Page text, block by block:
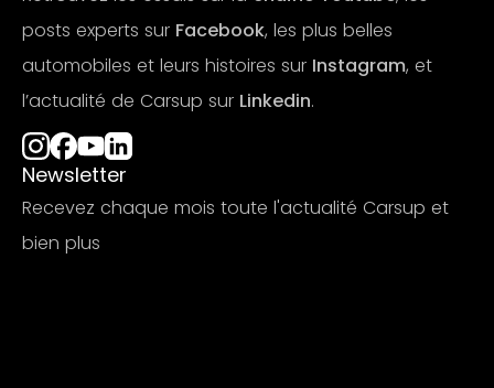
posts experts sur Facebook, les plus belles
automobiles et leurs histoires sur Instagram, et
l’actualité de Carsup sur Linkedin.
Newsletter
Recevez chaque mois toute l'actualité Carsup et
bien plus